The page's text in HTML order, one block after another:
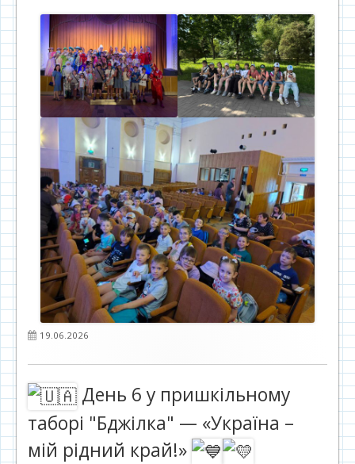
Опубліковано
19.06.2026
День 6 у пришкільному
таборі "Бджілка" — «Україна –
мій рідний край!»